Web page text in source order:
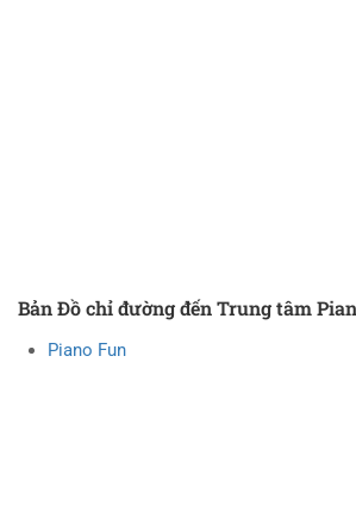
Bản Đồ chỉ đường đến Trung tâm
Piano Fun